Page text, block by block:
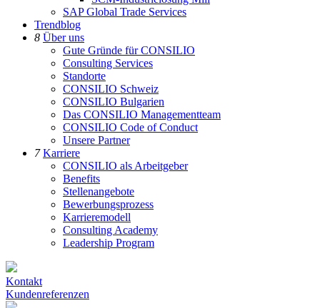
SAP Global Trade Services
Trendblog
8 Über uns
Gute Gründe für CONSILIO
Consulting Services
Standorte
CONSILIO Schweiz
CONSILIO Bulgarien
Das CONSILIO Managementteam
CONSILIO Code of Conduct
Unsere Partner
7Karriere
CONSILIO als Arbeitgeber
Benefits
Stellenangebote
Bewerbungsprozess
Karrieremodell
Consulting Academy
Leadership Program
Kontakt
Kundenreferenzen